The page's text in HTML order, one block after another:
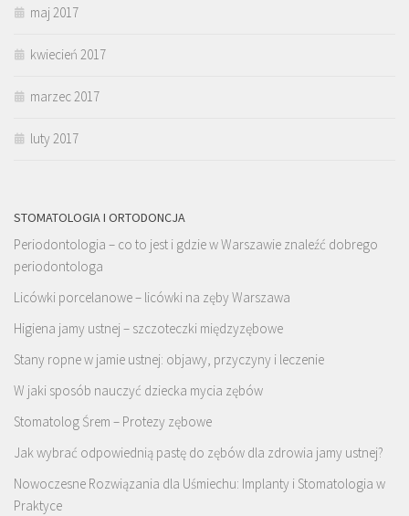
maj 2017
kwiecień 2017
marzec 2017
luty 2017
STOMATOLOGIA I ORTODONCJA
Periodontologia – co to jest i gdzie w Warszawie znaleźć dobrego
periodontologa
Licówki porcelanowe – licówki na zęby Warszawa
Higiena jamy ustnej – szczoteczki międzyzębowe
Stany ropne w jamie ustnej: objawy, przyczyny i leczenie
W jaki sposób nauczyć dziecka mycia zębów
Stomatolog Śrem – Protezy zębowe
Jak wybrać odpowiednią pastę do zębów dla zdrowia jamy ustnej?
Nowoczesne Rozwiązania dla Uśmiechu: Implanty i Stomatologia w
Praktyce